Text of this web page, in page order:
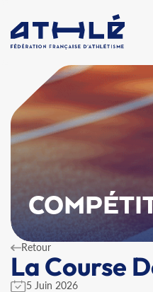
Retour
La Course
5 Juin 2026